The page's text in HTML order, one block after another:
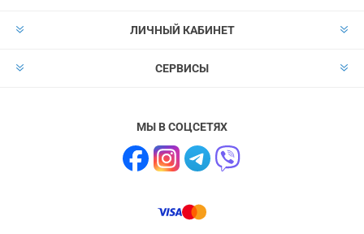
ЛИЧНЫЙ КАБИНЕТ
СЕРВИСЫ
МЫ В СОЦСЕТЯХ